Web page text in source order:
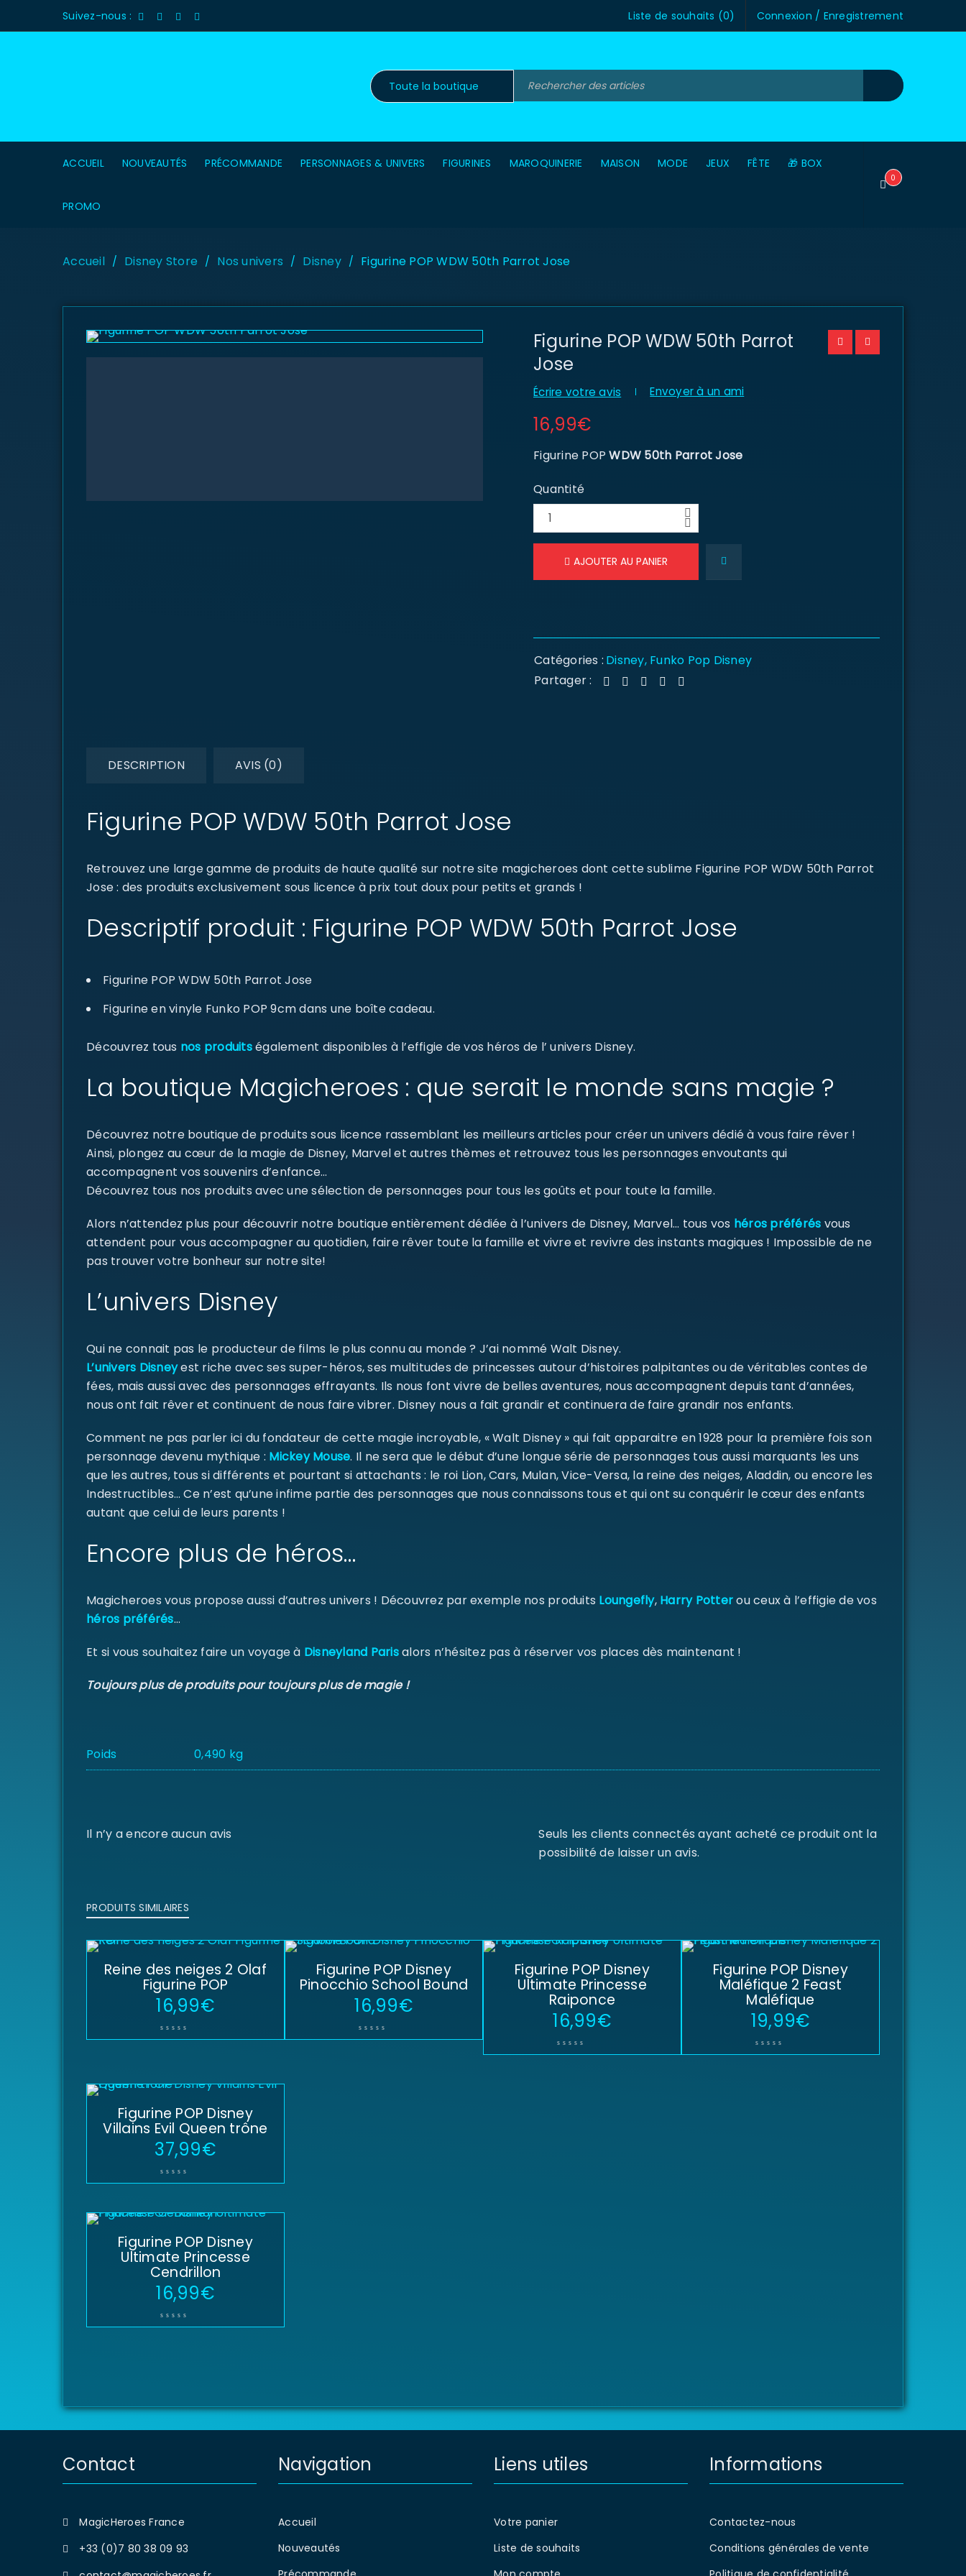
Identifiant ou e-mail
Mot de passe *
MOT DE PASSE PERDU ?
Suivez-nous : Connexion / Enregistrement
Liste de souhaits (0)
ACCUEIL NOUVEAUTÉS PRÉCOMMANDE PERSONNAGES & UNIVERS FIGURINES MAROQUINERIE MAISON MODE JEUX FÊTE 🎁 BOX
PROMO
0
Accueil / Disney Store / Nos univers / Disney / Figurine POP WDW 50th Parrot Jose
Figurine POP WDW 50th Parrot
Jose
Écrire votre avis Envoyer à un ami
16,99€
Figurine POPWDW 50th Parrot Jose
Quantité
AJOUTER AU PANIER
Catégories : Disney, Funko Pop Disney
Partager :
DESCRIPTION AVIS (0)
Figurine POP WDW 50th Parrot Jose
Retrouvez une large gamme de produits de haute qualité sur notre site magicheroes dont cette sublime Figurine POP WDW 50th Parrot
Jose : des produits exclusivement sous licence à prix tout doux pour petits et grands !
Descriptif produit : Figurine POP WDW 50th Parrot Jose
Figurine POP WDW 50th Parrot Jose
Figurine en vinyle Funko POP 9cm dans une boîte cadeau.
Découvrez tous nos produitségalement disponibles à l’effigie de vos héros de l’ univers Disney.
La boutique Magicheroes : que serait le monde sans magie ?
Découvrez notre boutique de produits sous licence rassemblant les meilleurs articles pour créer un univers dédié à vous faire rêver !
Ainsi, plongez au cœur de la magie de Disney, Marvel et autres thèmes et retrouvez tous les personnages envoutants qui
accompagnent vos souvenirs d’enfance…
Découvrez tous nos produits avec une sélection de personnages pour tous les goûts et pour toute la famille.
Alors n’attendez plus pour découvrir notre boutique entièrement dédiée à l’univers de Disney, Marvel… tous vos héros préférés vous
attendent pour vous accompagner au quotidien, faire rêver toute la famille et vivre et revivre des instants magiques ! Impossible de ne
pas trouver votre bonheur sur notre site!
L’univers Disney
Qui ne connait pas le producteur de films le plus connu au monde ? J’ai nommé Walt Disney.
L’univers Disneyest riche avec ses super-héros, ses multitudes de princesses autour d’histoires palpitantes ou de véritables contes de
fées, mais aussi avec des personnages effrayants. Ils nous font vivre de belles aventures, nous accompagnent depuis tant d’années,
nous ont fait rêver et continuent de nous faire vibrer. Disney nous a fait grandir et continuera de faire grandir nos enfants.
Comment ne pas parler ici du fondateur de cette magie incroyable, « Walt Disney » qui fait apparaitre en 1928 pour la première fois son
personnage devenu mythique : Mickey Mouse. Il ne sera que le début d’une longue série de personnages tous aussi marquants les uns
que les autres, tous si différents et pourtant si attachants : le roi Lion, Cars, Mulan, Vice-Versa, la reine des neiges, Aladdin, ou encore les
Indestructibles… Ce n’est qu’une infime partie des personnages que nous connaissons tous et qui ont su conquérir le cœur des enfants
autant que celui de leurs parents !
Encore plus de héros…
Magicheroes vous propose aussi d’autres univers ! Découvrez par exemple nos produits Loungefly,Harry Potterou ceux à l’effigie de vos
héros préférés…
Et si vous souhaitez faire un voyage à Disneyland Parisalors n’hésitez pas à réserver vos places dès maintenant !
Toujours plus de produits pour toujours plus de magie !
Poids 0,490 kg
Il n’y a encore aucun avis
Seuls les clients connectés ayant acheté ce produit ont la
possibilité de laisser un avis.
PRODUITS SIMILAIRES
Reine des neiges 2 Olaf
Figurine POP
16,99€
Figurine POP Disney
Pinocchio School Bound
16,99€
Figurine POP Disney
Ultimate Princesse
Raiponce
16,99€
Figurine POP Disney
Maléfique 2 Feast
Maléfique
19,99€
Figurine POP Disney
Villains Evil Queen trône
37,99€
Figurine POP Disney
Ultimate Princesse
Cendrillon
16,99€
Contact
MagicHeroes France
+33 (0)7 80 38 09 93
Navigation
Accueil
Nouveautés
Liens utiles
Votre panier
Liste de souhaits
Informations
Contactez-nous
Conditions générales de vente